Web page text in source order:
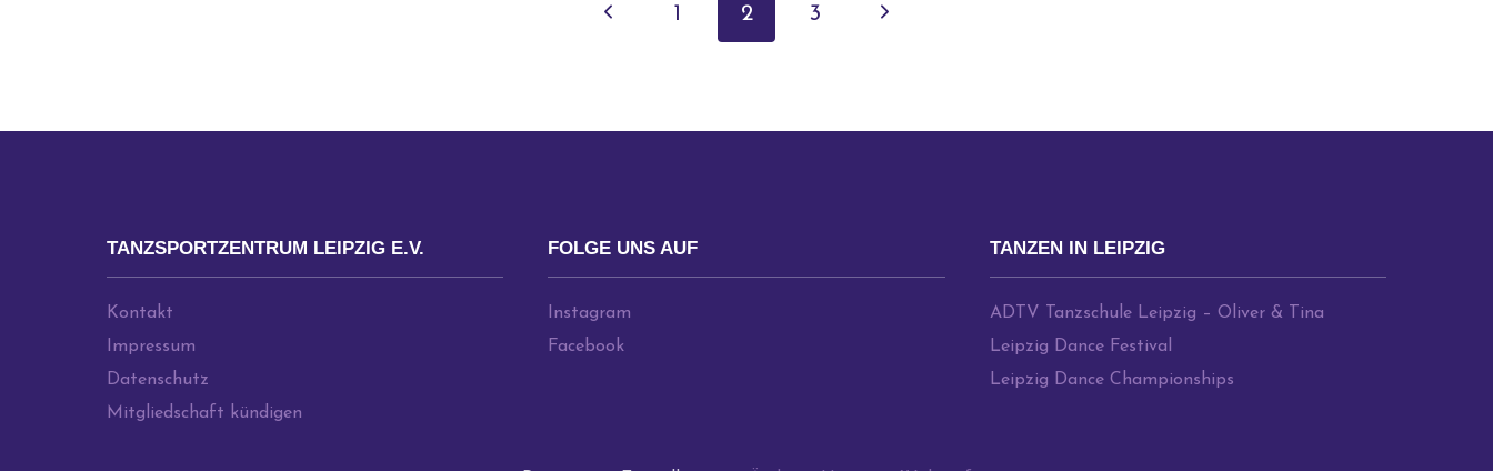
Vorherige
1 2 3 Nächste
TANZSPORTZENTRUM LEIPZIG E.V.
Kontakt
Impressum
Datenschutz
Mitgliedschaft kündigen
FOLGE UNS AUF
Instagram
Facebook
TANZEN IN LEIPZIG
ADTV Tanzschule Leipzig – Oliver & Tina
Leipzig Dance Festival
Leipzig Dance Championships